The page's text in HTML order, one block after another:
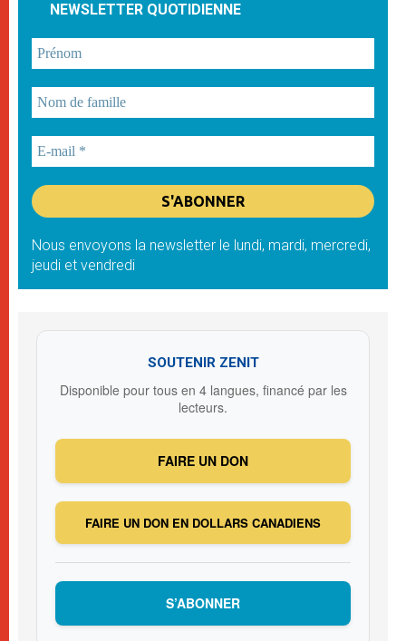
NEWSLETTER QUOTIDIENNE
Nous envoyons la newsletter le lundi, mardi, mercredi,
jeudi et vendredi
SOUTENIR ZENIT
Disponible pour tous en 4 langues, financé par les
lecteurs.
FAIRE UN DON
FAIRE UN DON EN DOLLARS CANADIENS
S’ABONNER